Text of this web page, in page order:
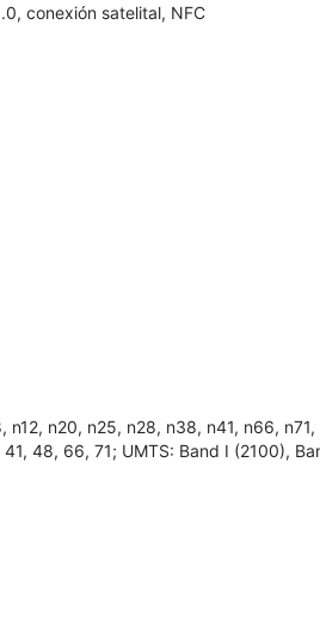
conexión satelital, NFC
n20, n25, n28, n38, n41, n66, n71,
48, 66, 71; UMTS: Band I (2100),